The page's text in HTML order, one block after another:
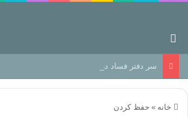
سر دفتر فساد در زمین‌، دوری وکناره‌گیری از
خانه » حفظ کردن